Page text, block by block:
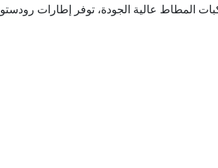
عالية الجودة، توفر إطارات رودستون